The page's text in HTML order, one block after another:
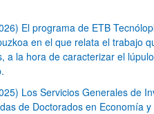
El programa de ETB
en el que relata el trabajo
a la hora de caracterizar el
Los Servicios Generales de
de Doctorados en Economía